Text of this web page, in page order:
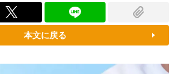
本文に戻る